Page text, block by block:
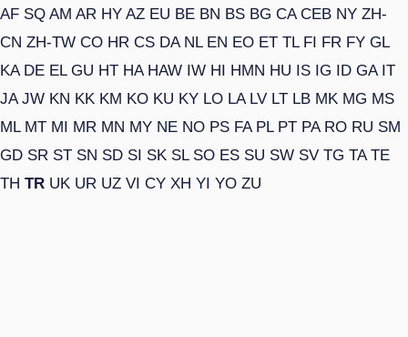
AF SQ AM AR HY AZ EU BE BN BS BG CA CEB NY ZH-
CN ZH-TW CO HR CS DA NL EN EO ET TL FI FR FY GL
KA DE EL GU HT HA HAW IW HI HMN HU IS IG ID GA IT
JA JW KN KK KM KO KU KY LO LA LV LT LB MK MG MS
ML MT MI MR MN MY NE NO PS FA PL PT PA RO RU SM
GD SR ST SN SD SI SK SL SO ES SU SW SV TG TA TE
TH TR UK UR UZ VI CY XH YI YO ZU